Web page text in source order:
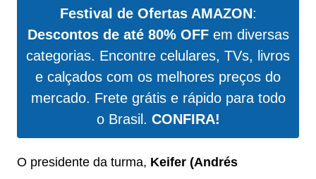
Festival de Ofertas AMAZON:
Descontos de até 80% OFFem diversas
categorias. Encontre celulares, TVs, livros
e calçados com os melhores preços do
mercado. Frete grátis e rápido para todo
o Brasil. CONFIRA!
O presidente da turma, Keifer (Andrés